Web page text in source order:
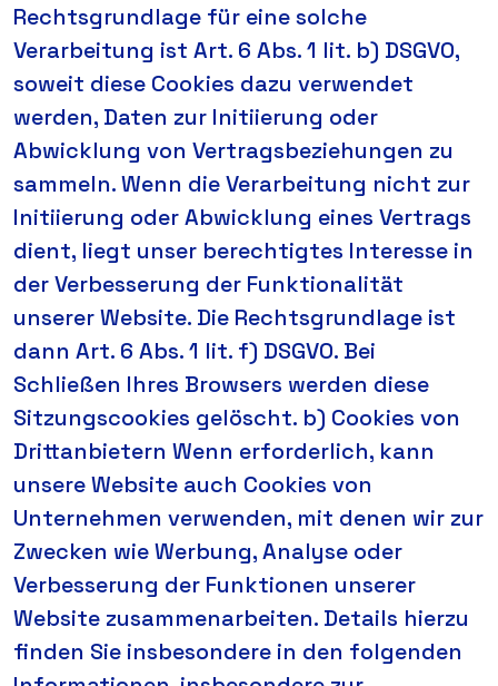
Rechtsgrundlage für eine solche
Verarbeitung ist Art. 6 Abs. 1 lit. b) DSGVO,
soweit diese Cookies dazu verwendet
werden, Daten zur Initiierung oder
Abwicklung von Vertragsbeziehungen zu
sammeln. Wenn die Verarbeitung nicht zur
Initiierung oder Abwicklung eines Vertrags
dient, liegt unser berechtigtes Interesse in
der Verbesserung der Funktionalität
unserer Website. Die Rechtsgrundlage ist
dann Art. 6 Abs. 1 lit. f) DSGVO. Bei
Schließen Ihres Browsers werden diese
Sitzungscookies gelöscht. b) Cookies von
Drittanbietern Wenn erforderlich, kann
unsere Website auch Cookies von
Unternehmen verwenden, mit denen wir zur
Zwecken wie Werbung, Analyse oder
Verbesserung der Funktionen unserer
Website zusammenarbeiten. Details hierzu
finden Sie insbesondere in den folgenden